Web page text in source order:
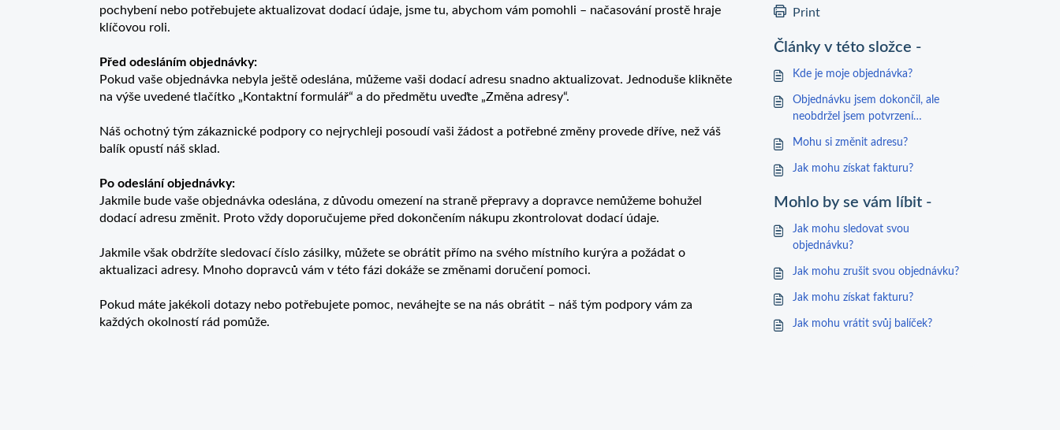
pochybení nebo potřebujete aktualizovat dodací údaje, jsme tu, abychom vám pomohli – načasování prostě hraje
klíčovou roli.
Před odesláním objednávky:
Pokud vaše objednávka nebyla ještě odeslána, můžeme vaši dodací adresu snadno aktualizovat. Jednoduše klikněte
na výše uvedené tlačítko „Kontaktní formulář“ a do předmětu uveďte „Změna adresy“.
Náš ochotný tým zákaznické podpory co nejrychleji posoudí vaši žádost a potřebné změny provede dříve, než váš
balík opustí náš sklad.
Po odeslání objednávky:
Jakmile bude vaše objednávka odeslána, z důvodu omezení na straně přepravy a dopravce nemůžeme bohužel
dodací adresu změnit. Proto vždy doporučujeme před dokončením nákupu zkontrolovat dodací údaje.
Jakmile však obdržíte sledovací číslo zásilky, můžete se obrátit přímo na svého místního kurýra a požádat o
aktualizaci adresy. Mnoho dopravců vám v této fázi dokáže se změnami doručení pomoci.
Pokud máte jakékoli dotazy nebo potřebujete pomoc, neváhejte se na nás obrátit – náš tým podpory vám za
každých okolností rád pomůže.
Print
Články v této složce -
Kde je moje objednávka?
Objednávku jsem dokončil, ale
neobdržel jsem potvrzení
Mohu si změnit adresu?
Jak mohu získat fakturu?
Mohlo by se vám líbit -
Jak mohu sledovat svou
objednávku?
Jak mohu zrušit svou objednávku?
Jak mohu získat fakturu?
Jak mohu vrátit svůj balíček?